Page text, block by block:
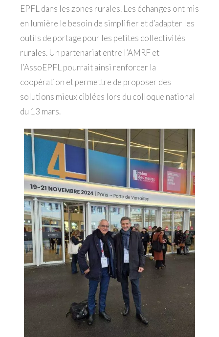
EPFL dans les zones rurales. Les échanges ont mis
en lumière le besoin de simplifier et d’adapter les
outils de portage pour les petites collectivités
rurales. Un partenariat entre l’AMRF et
l’AssoEPFL pourrait ainsi renforcer la
coopération et permettre de proposer des
solutions mieux ciblées lors du colloque national
du 13 mars.